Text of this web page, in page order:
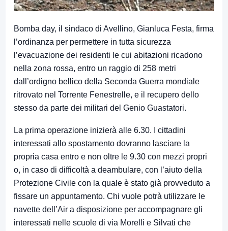
Bomba day, il sindaco di Avellino, Gianluca Festa, firma
l’ordinanza per permettere in tutta sicurezza
l’evacuazione dei residenti le cui abitazioni ricadono
nella zona rossa, entro un raggio di 258 metri
dall’ordigno bellico della Seconda Guerra mondiale
ritrovato nel Torrente Fenestrelle, e il recupero dello
stesso da parte dei militari del Genio Guastatori.
La prima operazione inizierà alle 6.30. I cittadini
interessati allo spostamento dovranno lasciare la
propria casa entro e non oltre le 9.30 con mezzi propri
o, in caso di difficoltà a deambulare, con l’aiuto della
Protezione Civile con la quale è stato già provveduto a
fissare un appuntamento. Chi vuole potrà utilizzare le
navette dell’Air a disposizione per accompagnare gli
interessati nelle scuole di via Morelli e Silvati che